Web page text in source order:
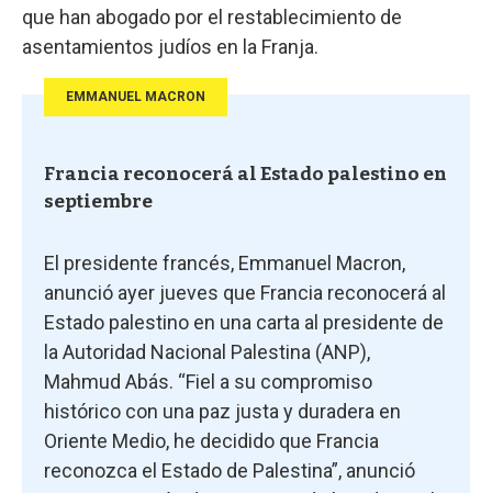
que han abogado por el restablecimiento de
asentamientos judíos en la Franja.
EMMANUEL MACRON
Francia reconocerá al Estado palestino en
septiembre
El presidente francés, Emmanuel Macron,
anunció ayer jueves que Francia reconocerá al
Estado palestino en una carta al presidente de
la Autoridad Nacional Palestina (ANP),
Mahmud Abás. “Fiel a su compromiso
histórico con una paz justa y duradera en
Oriente Medio, he decidido que Francia
reconozca el Estado de Palestina”, anunció